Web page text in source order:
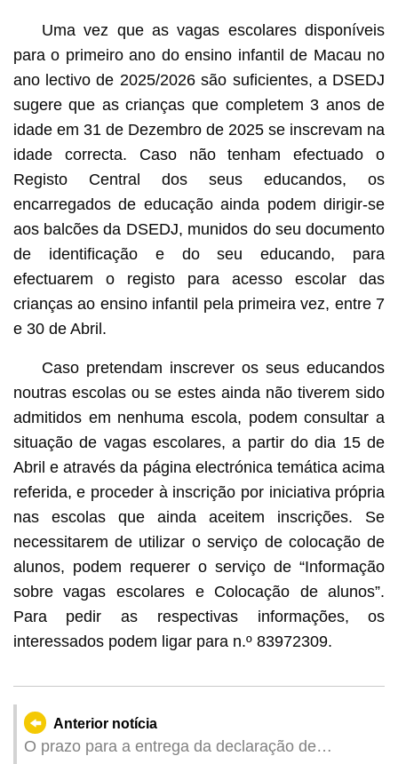
Uma vez que as vagas escolares disponíveis
para o primeiro ano do ensino infantil de Macau no
ano lectivo de 2025/2026 são suficientes, a DSEDJ
sugere que as crianças que completem 3 anos de
idade em 31 de Dezembro de 2025 se inscrevam na
idade correcta. Caso não tenham efectuado o
Registo Central dos seus educandos, os
encarregados de educação ainda podem dirigir-se
aos balcões da DSEDJ, munidos do seu documento
de identificação e do seu educando, para
efectuarem o registo para acesso escolar das
crianças ao ensino infantil pela primeira vez, entre 7
e 30 de Abril.
Caso pretendam inscrever os seus educandos
noutras escolas ou se estes ainda não tiverem sido
admitidos em nenhuma escola, podem consultar a
situação de vagas escolares, a partir do dia 15 de
Abril e através da página electrónica temática acima
referida, e proceder à inscrição por iniciativa própria
nas escolas que ainda aceitem inscrições. Se
necessitarem de utilizar o serviço de colocação de
alunos, podem requerer o serviço de “Informação
sobre vagas escolares e Colocação de alunos”.
Para pedir as respectivas informações, os
interessados podem ligar para n.º 83972309.
Anterior notícia
O prazo para a entrega da declaração de